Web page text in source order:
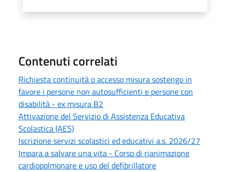
Contenuti correlati
Richiesta continuità o accesso misura sostengo in
favore i persone non autosufficienti e persone con
disabilità - ex misura B2
Attivazione del Servizio di Assistenza Educativa
Scolastica (AES)
Iscrizione servizi scolastici ed educativi a.s. 2026/27
Impara a salvare una vita - Corso di rianimazione
cardiopolmonare e uso del defibrillatore